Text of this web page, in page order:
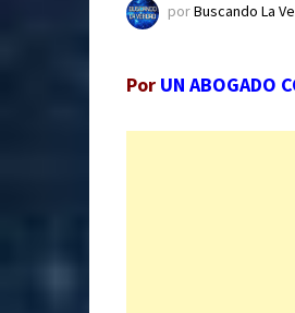
porBuscando La
Por UN ABOGADO